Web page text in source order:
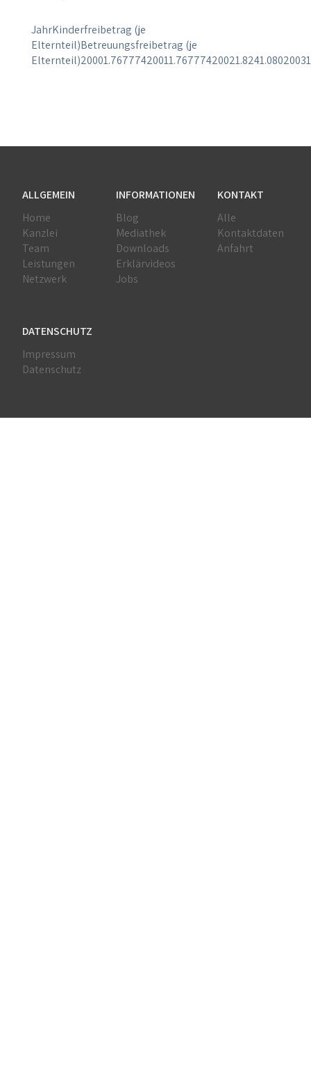
JahrKinderfreibetrag (je
Elternteil)Betreuungsfreibetrag (je
ALLGEMEIN
Home
Kanzlei
Team
Leistungen
Netzwerk
INFORMATIONEN
Blog
Mediathek
Downloads
Erklärvideos
Jobs
KONTAKT
Alle
Kontaktdaten
Anfahrt
DATENSCHUTZ
Impressum
Datenschutz